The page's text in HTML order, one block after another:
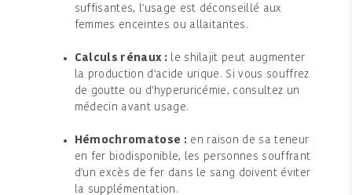
suffisantes, l'usage est déconseillé aux
femmes enceintes ou allaitantes.
Calculs rénaux :le shilajit peut augmenter
la production d'acide urique. Si vous souffrez
de goutte ou d'hyperuricémie, consultez un
médecin avant usage.
Hémochromatose :en raison de sa teneur
en fer biodisponible, les personnes souffrant
d'un excès de fer dans le sang doivent éviter
la supplémentation.